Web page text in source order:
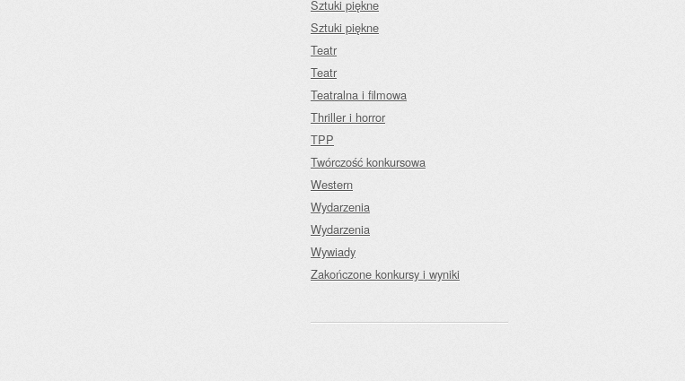
Sztuki piękne
Sztuki piękne
Teatr
Teatr
Teatralna i filmowa
Thriller i horror
TPP
Twórczość konkursowa
Western
Wydarzenia
Wydarzenia
Wywiady
Zakończone konkursy i wyniki